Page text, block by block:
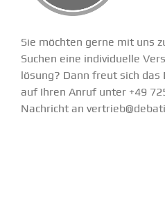
Sie möchten gerne mit uns
Suchen eine indivi­duelle
lösung? Dann freut sich das
auf Ihren Anruf unter +49
Nachricht an